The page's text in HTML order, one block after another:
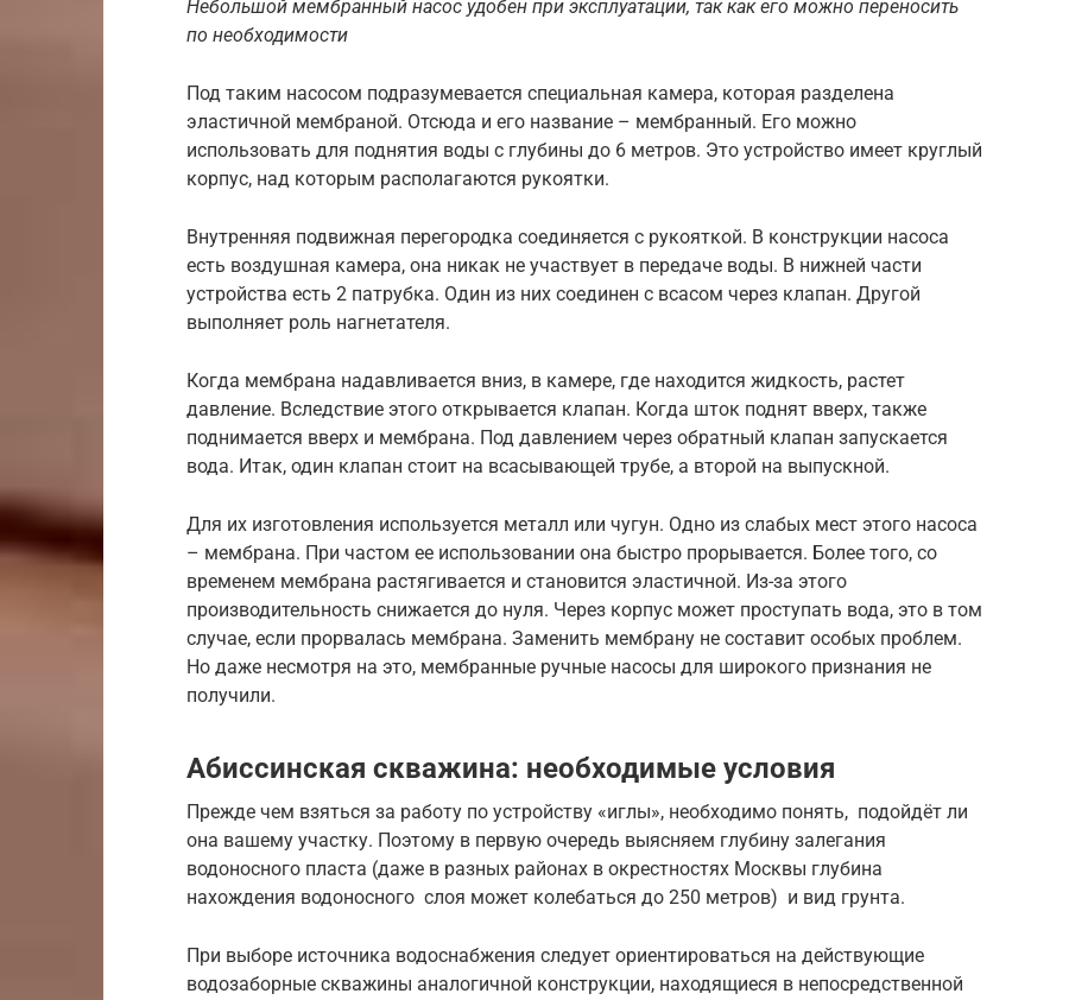
Небольшой мембранный насос удобен при эксплуатации, так как его можно переносить
по необходимости
Под таким насосом подразумевается специальная камера, которая разделена
эластичной мембраной. Отсюда и его название – мембранный. Его можно
использовать для поднятия воды с глубины до 6 метров. Это устройство имеет круглый
корпус, над которым располагаются рукоятки.
Внутренняя подвижная перегородка соединяется с рукояткой. В конструкции насоса
есть воздушная камера, она никак не участвует в передаче воды. В нижней части
устройства есть 2 патрубка. Один из них соединен с всасом через клапан. Другой
выполняет роль нагнетателя.
Когда мембрана надавливается вниз, в камере, где находится жидкость, растет
давление. Вследствие этого открывается клапан. Когда шток поднят вверх, также
поднимается вверх и мембрана. Под давлением через обратный клапан запускается
вода. Итак, один клапан стоит на всасывающей трубе, а второй на выпускной.
Для их изготовления используется металл или чугун. Одно из слабых мест этого насоса
– мембрана. При частом ее использовании она быстро прорывается. Более того, со
временем мембрана растягивается и становится эластичной. Из-за этого
производительность снижается до нуля. Через корпус может проступать вода, это в том
случае, если прорвалась мембрана. Заменить мембрану не составит особых проблем.
Но даже несмотря на это, мембранные ручные насосы для широкого признания не
получили.
Абиссинская скважина: необходимые условия
Прежде чем взяться за работу по устройству «иглы», необходимо понять, подойдёт ли
она вашему участку. Поэтому в первую очередь выясняем глубину залегания
водоносного пласта (даже в разных районах в окрестностях Москвы глубина
нахождения водоносного слоя может колебаться до 250 метров) и вид грунта.
При выборе источника водоснабжения следует ориентироваться на действующие
водозаборные скважины аналогичной конструкции, находящиеся в непосредственной